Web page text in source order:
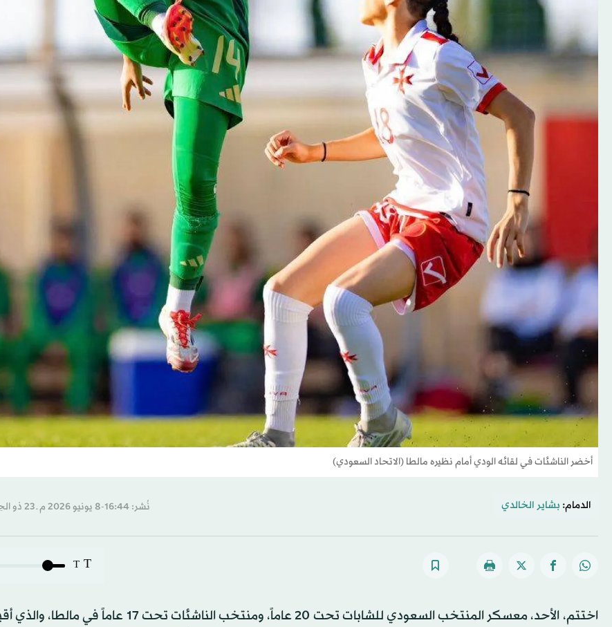
أخضر الناشئات في لقائه الودي أمام نظيره مالطا (الاتحاد السعودي)
الدمام: بشاير الخالدي نُشر: 16:44-8 يونيو 2026 م ـ 23 ذو الحِجّة 1447 هـ
T
T